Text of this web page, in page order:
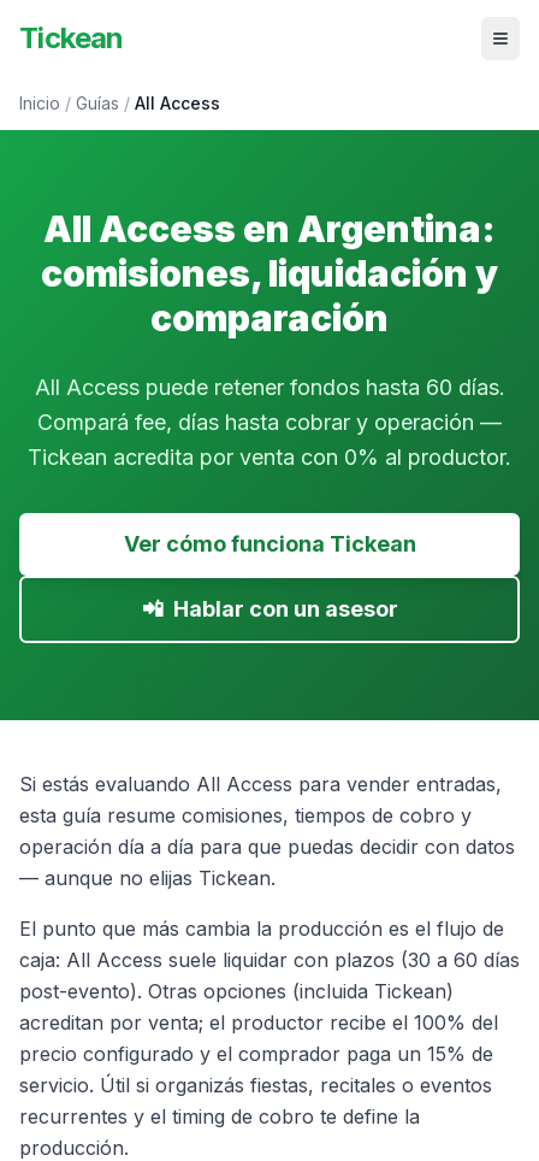
Tickean
Inicio / Guías / All Access
All Access en Argentina:
comisiones, liquidación y
comparación
All Access puede retener fondos hasta 60 días.
Compará fee, días hasta cobrar y operación —
Tickean acredita por venta con 0% al productor.
Ver cómo funciona Tickean
📲 Hablar con un asesor
Si estás evaluando All Access para vender entradas,
esta guía resume comisiones, tiempos de cobro y
operación día a día para que puedas decidir con datos
— aunque no elijas Tickean.
El punto que más cambia la producción es el flujo de
caja: All Access suele liquidar con plazos (30 a 60 días
post-evento). Otras opciones (incluida Tickean)
acreditan por venta; el productor recibe el 100% del
precio configurado y el comprador paga un 15% de
servicio. Útil si organizás fiestas, recitales o eventos
recurrentes y el timing de cobro te define la
producción.